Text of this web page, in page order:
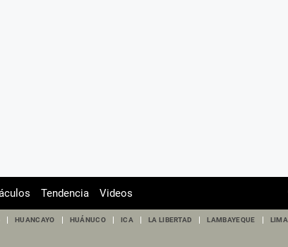
Tendencia Videos
HUANCAYO HUÁNUCO ICA LA LIBERTAD LAMBAYEQUE LIMA